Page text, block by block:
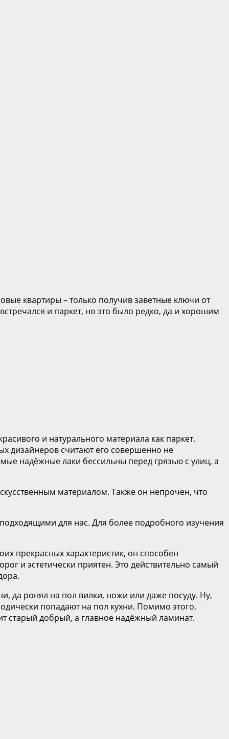
квартиры – только получив заветные ключи от
и паркет, но это было редко, да и хорошим
и натурального материала как паркет.
дизайнеров считают его совершенно не
надёжные лаки бессильны перед грязью с улиц, а
материалом. Также он непрочен, что
для нас. Для более подробного изучения
прекрасных характеристик, он способен
и эстетически приятен. Это действительно самый
да ронял на пол вилки, ножи или даже посуду. Ну,
попадают на пол кухни. Помимо этого,
старый добрый, а главное надёжный ламинат.